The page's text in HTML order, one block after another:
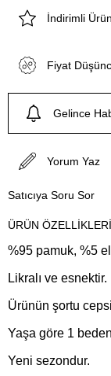
İndirimli Ürün
Fiyat
Gelince
Yorum Yaz
Satıcıya Soru Sor
ÜRÜN ÖZELLIKLERI
%95 pamuk, %5
Likralı ve esnektir.
Ürünün şortu
Yaşa göre 1
Yeni sezondur.